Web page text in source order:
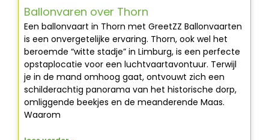
Ballonvaren over Thorn
Een ballonvaart in Thorn met GreetZZ Ballonvaarten
is een onvergetelijke ervaring. Thorn, ook wel het
beroemde “witte stadje” in Limburg, is een perfecte
opstaplocatie voor een luchtvaartavontuur. Terwijl
je in de mand omhoog gaat, ontvouwt zich een
schilderachtig panorama van het historische dorp,
omliggende beekjes en de meanderende Maas.
Waarom